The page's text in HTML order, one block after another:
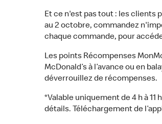
Et ce n'est pas tout : les clients
au 2 octobre, commandez
chaque commande, pour
Les points Récompenses
McDonald’s à l’avance ou en
déverrouillez de récompenses.
*Valable uniquement de 4 h à
détails. Téléchargement de